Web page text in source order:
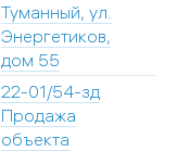
Туманный, ул.
Энергетиков,
дом 55
22-01/54-зд
Продажа
объекта